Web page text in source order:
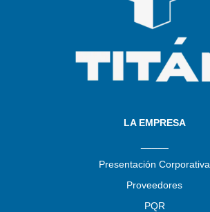
LA EMPRESA
Presentación Corporativa
Proveedores
PQR